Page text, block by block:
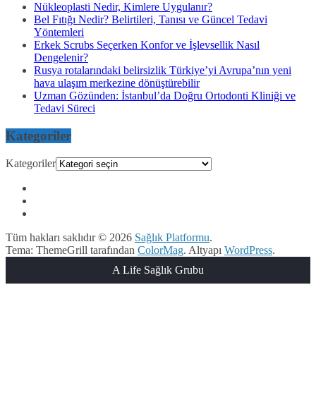
Nükleoplasti Nedir, Kimlere Uygulanır?
Bel Fıtığı Nedir? Belirtileri, Tanısı ve Güncel Tedavi
Yöntemleri
Erkek Scrubs Seçerken Konfor ve İşlevsellik Nasıl
Dengelenir?
Rusya rotalarındaki belirsizlik Türkiye’yi Avrupa’nın yeni
hava ulaşım merkezine dönüştürebilir
Uzman Gözünden: İstanbul’da Doğru Ortodonti Kliniği ve
Tedavi Süreci
Kategoriler
Kategoriler
Tüm hakları saklıdır © 2026 Sağlık Platformu.
Tema: ThemeGrill tarafından ColorMag. Altyapı WordPress.
A Life Sağlık Grubu